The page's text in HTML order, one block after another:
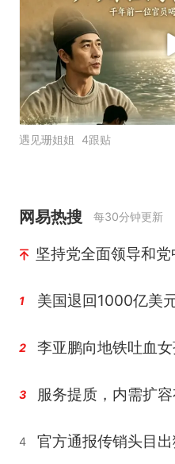
遇见珊姐姐 4跟贴
网易热搜 每30分钟更新
坚持党全面领导和
1 美国退回1000亿美
2
3 服务提质，内需扩
4 官方通报传销头目